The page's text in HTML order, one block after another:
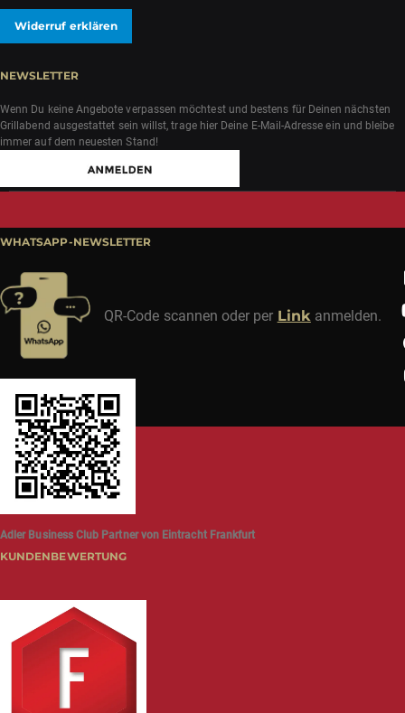
Widerruf erklären
NEWSLETTER
Wenn Du keine Angebote verpassen möchtest und bestens für Deinen nächsten
Grillabend ausgestattet sein willst, trage hier Deine E-Mail-Adresse ein und bleibe
immer auf dem neuesten Stand!
WHATSAPP-NEWSLETTER
QR-Code scannen oder per Link anmelden.
Adler Business Club Partner von Eintracht Frankfurt
KUNDENBEWERTUNG